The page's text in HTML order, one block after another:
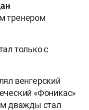
тренером
только с
венгерский
«Фоникас»
дважды стал